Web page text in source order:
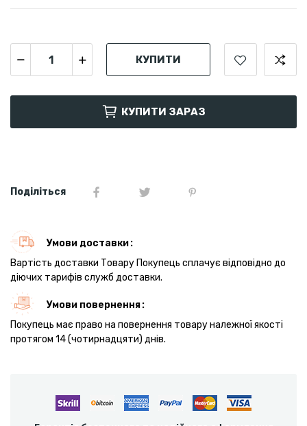
КУПИТИ
КУПИТИ ЗАРАЗ
Поділіться
Умови доставки
Вартість доставки Товару Покупець сплачує відповідно до
діючих тарифів служб доставки.
Умови повернення
Покупець має право на повернення товару належної якості
протягом 14 (чотирнадцяти) днів.